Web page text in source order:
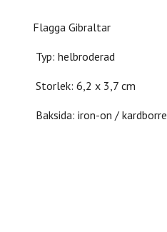
Flagga Gibraltar
Typ: helbroderad
Storlek: 6,2 x 3,7 cm
Baksida: iron-on / kardborre